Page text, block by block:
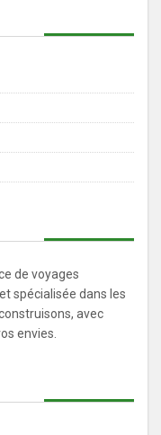
de voyages
spécialisée dans les
avec
envies.